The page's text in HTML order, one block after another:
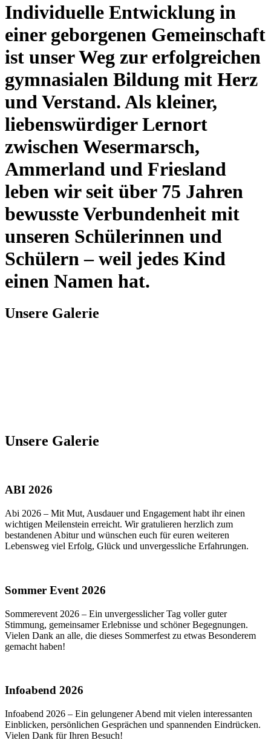
Individuelle Entwicklung in
einer geborgenen Gemeinschaft
ist unser Weg zur erfolgreichen
gymnasialen Bildung mit Herz
und Verstand. Als kleiner,
liebenswürdiger Lernort
zwischen Wesermarsch,
Ammerland und Friesland
leben wir seit über 75 Jahren
bewusste Verbundenheit mit
unseren Schülerinnen und
Schülern – weil jedes Kind
einen Namen hat.
Unsere Galerie
Unsere Galerie
ABI 2026
Abi 2026 – Mit Mut, Ausdauer und Engagement habt ihr einen
wichtigen Meilenstein erreicht. Wir gratulieren herzlich zum
bestandenen Abitur und wünschen euch für euren weiteren
Lebensweg viel Erfolg, Glück und unvergessliche Erfahrungen.
Sommer Event 2026
Sommerevent 2026 – Ein unvergesslicher Tag voller guter
Stimmung, gemeinsamer Erlebnisse und schöner Begegnungen.
Vielen Dank an alle, die dieses Sommerfest zu etwas Besonderem
gemacht haben!
Infoabend 2026
Infoabend 2026 – Ein gelungener Abend mit vielen interessanten
Einblicken, persönlichen Gesprächen und spannenden Eindrücken.
Vielen Dank für Ihren Besuch!